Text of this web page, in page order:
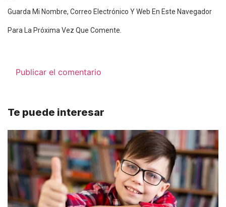
Guarda Mi Nombre, Correo Electrónico Y Web En Este Navegador
Para La Próxima Vez Que Comente.
Te puede interesar